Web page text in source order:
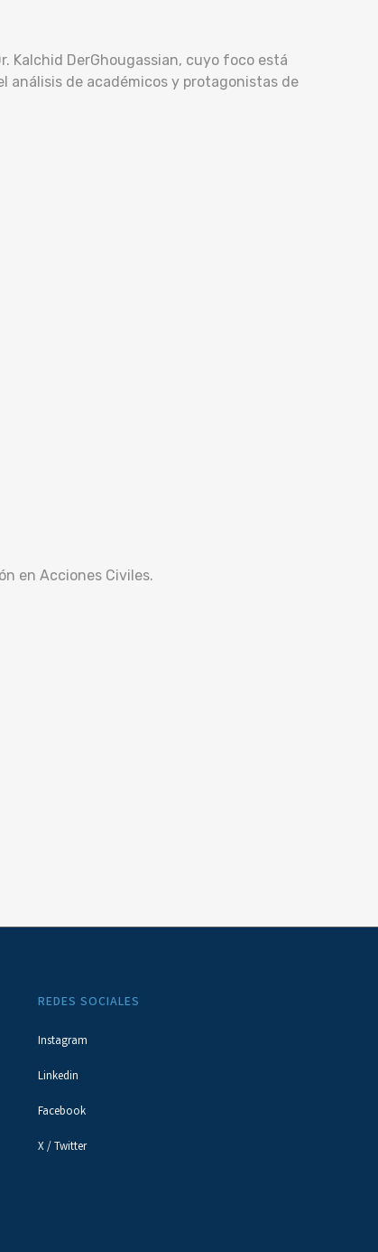
Kalchid DerGhougassian, cuyo foco está
análisis de académicos y protagonistas de
en Acciones Civiles.
REDES SOCIALES
Instagram
Linkedin
Facebook
X / Twitter